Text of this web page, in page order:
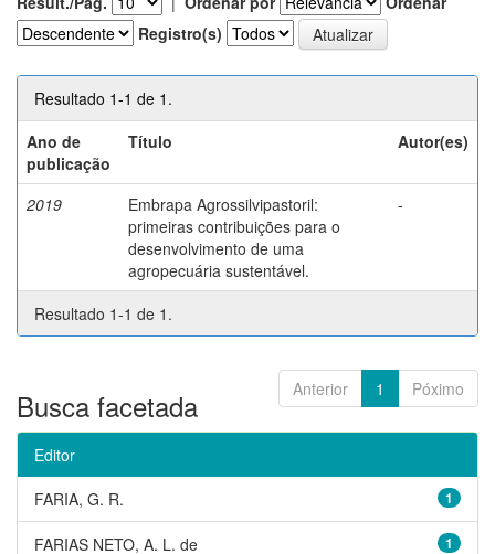
Registro(s)
Resultado 1-1 de 1.
Ano de
publicação
Título Autor(es)
2019
Embrapa Agrossilvipastoril:
primeiras contribuições para o
desenvolvimento de uma
agropecuária sustentável.
-
Resultado 1-1 de 1.
Anterior 1 Póximo
Busca facetada
Editor
1
FARIA, G. R.
1
FARIAS NETO, A. L. de